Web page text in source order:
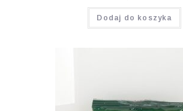
Dodaj do koszyka